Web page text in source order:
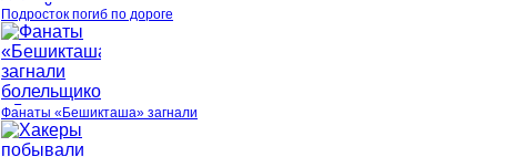
Подросток погиб по дороге
Фанаты «Бешикташа» загнали